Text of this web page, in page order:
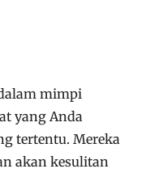
mimpi
yang Anda
tertentu. Mereka
akan kesulitan